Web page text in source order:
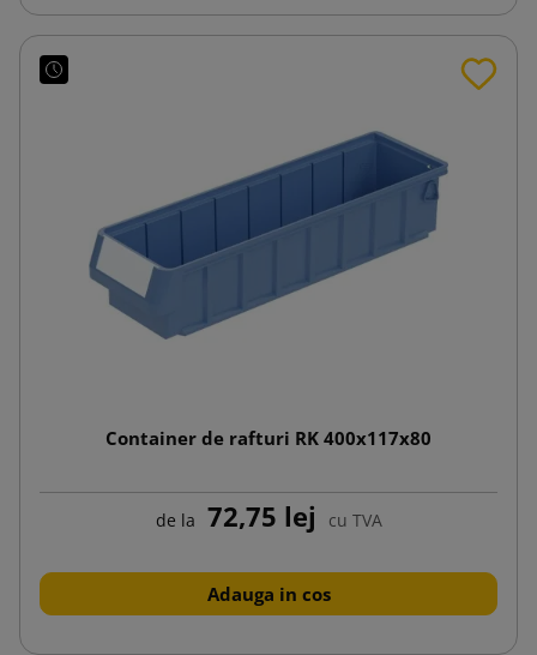
Container de rafturi RK 400x117x80
de la 72,75 lej cu TVA
Adauga in cos